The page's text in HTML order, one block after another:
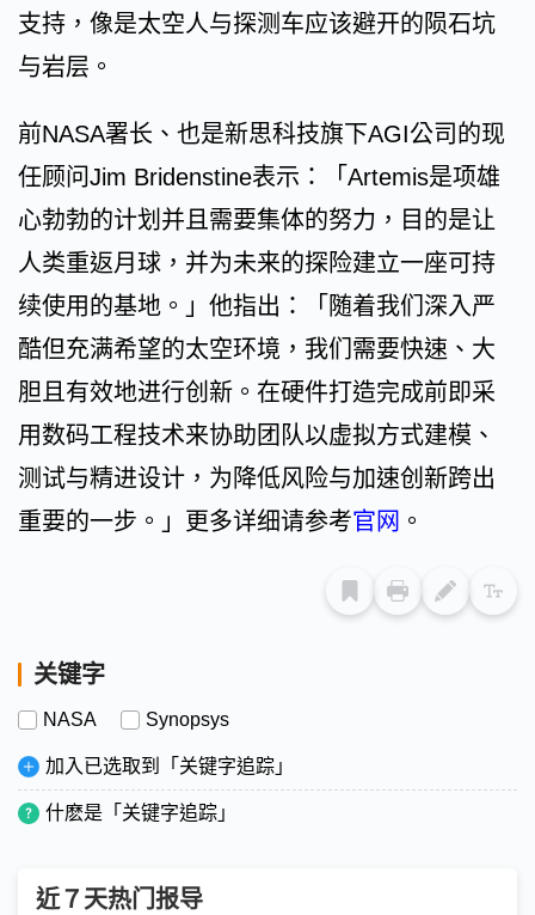
支持，像是太空人与探测车应该避开的陨石坑
与岩层。
前NASA署长、也是新思科技旗下AGI公司的现
任顾问Jim Bridenstine表示：「Artemis是项雄
心勃勃的计划并且需要集体的努力，目的是让
人类重返月球，并为未来的探险建立一座可持
续使用的基地。」他指出：「随着我们深入严
酷但充满希望的太空环境，我们需要快速、大
胆且有效地进行创新。在硬件打造完成前即采
用数码工程技术来协助团队以虚拟方式建模、
测试与精进设计，为降低风险与加速创新跨出
重要的一步。」更多详细请参考官网 。
关键字
NASA Synopsys
加入已选取到「关键字追踪」
什麽是「关键字追踪」
近７天热门报导